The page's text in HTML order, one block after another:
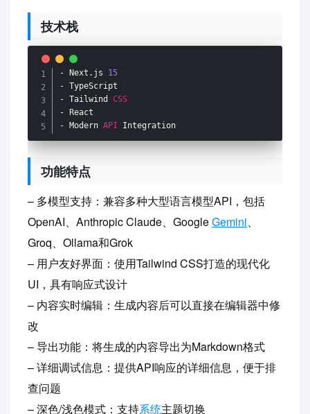
技术栈
- Next . js
15
-
- Tailwind CSS
-
- Modern API Integration
功能特点
– 多模型支持：兼容多种大型语言模型API，包括
OpenAI、Anthropic Claude、GoogleGemini、
Groq、Ollama和Grok
– 用户友好界面：使用Tailwind CSS打造的现代化
UI，具有响应式设计
– 内容实时编辑：生成内容后可以直接在编辑器中修
改
– 导出功能：将生成的内容导出为Markdown格式
– 详细调试信息：提供API响应的详细信息，便于排
查问题
– 深色/浅色模式：支持系统主题切换